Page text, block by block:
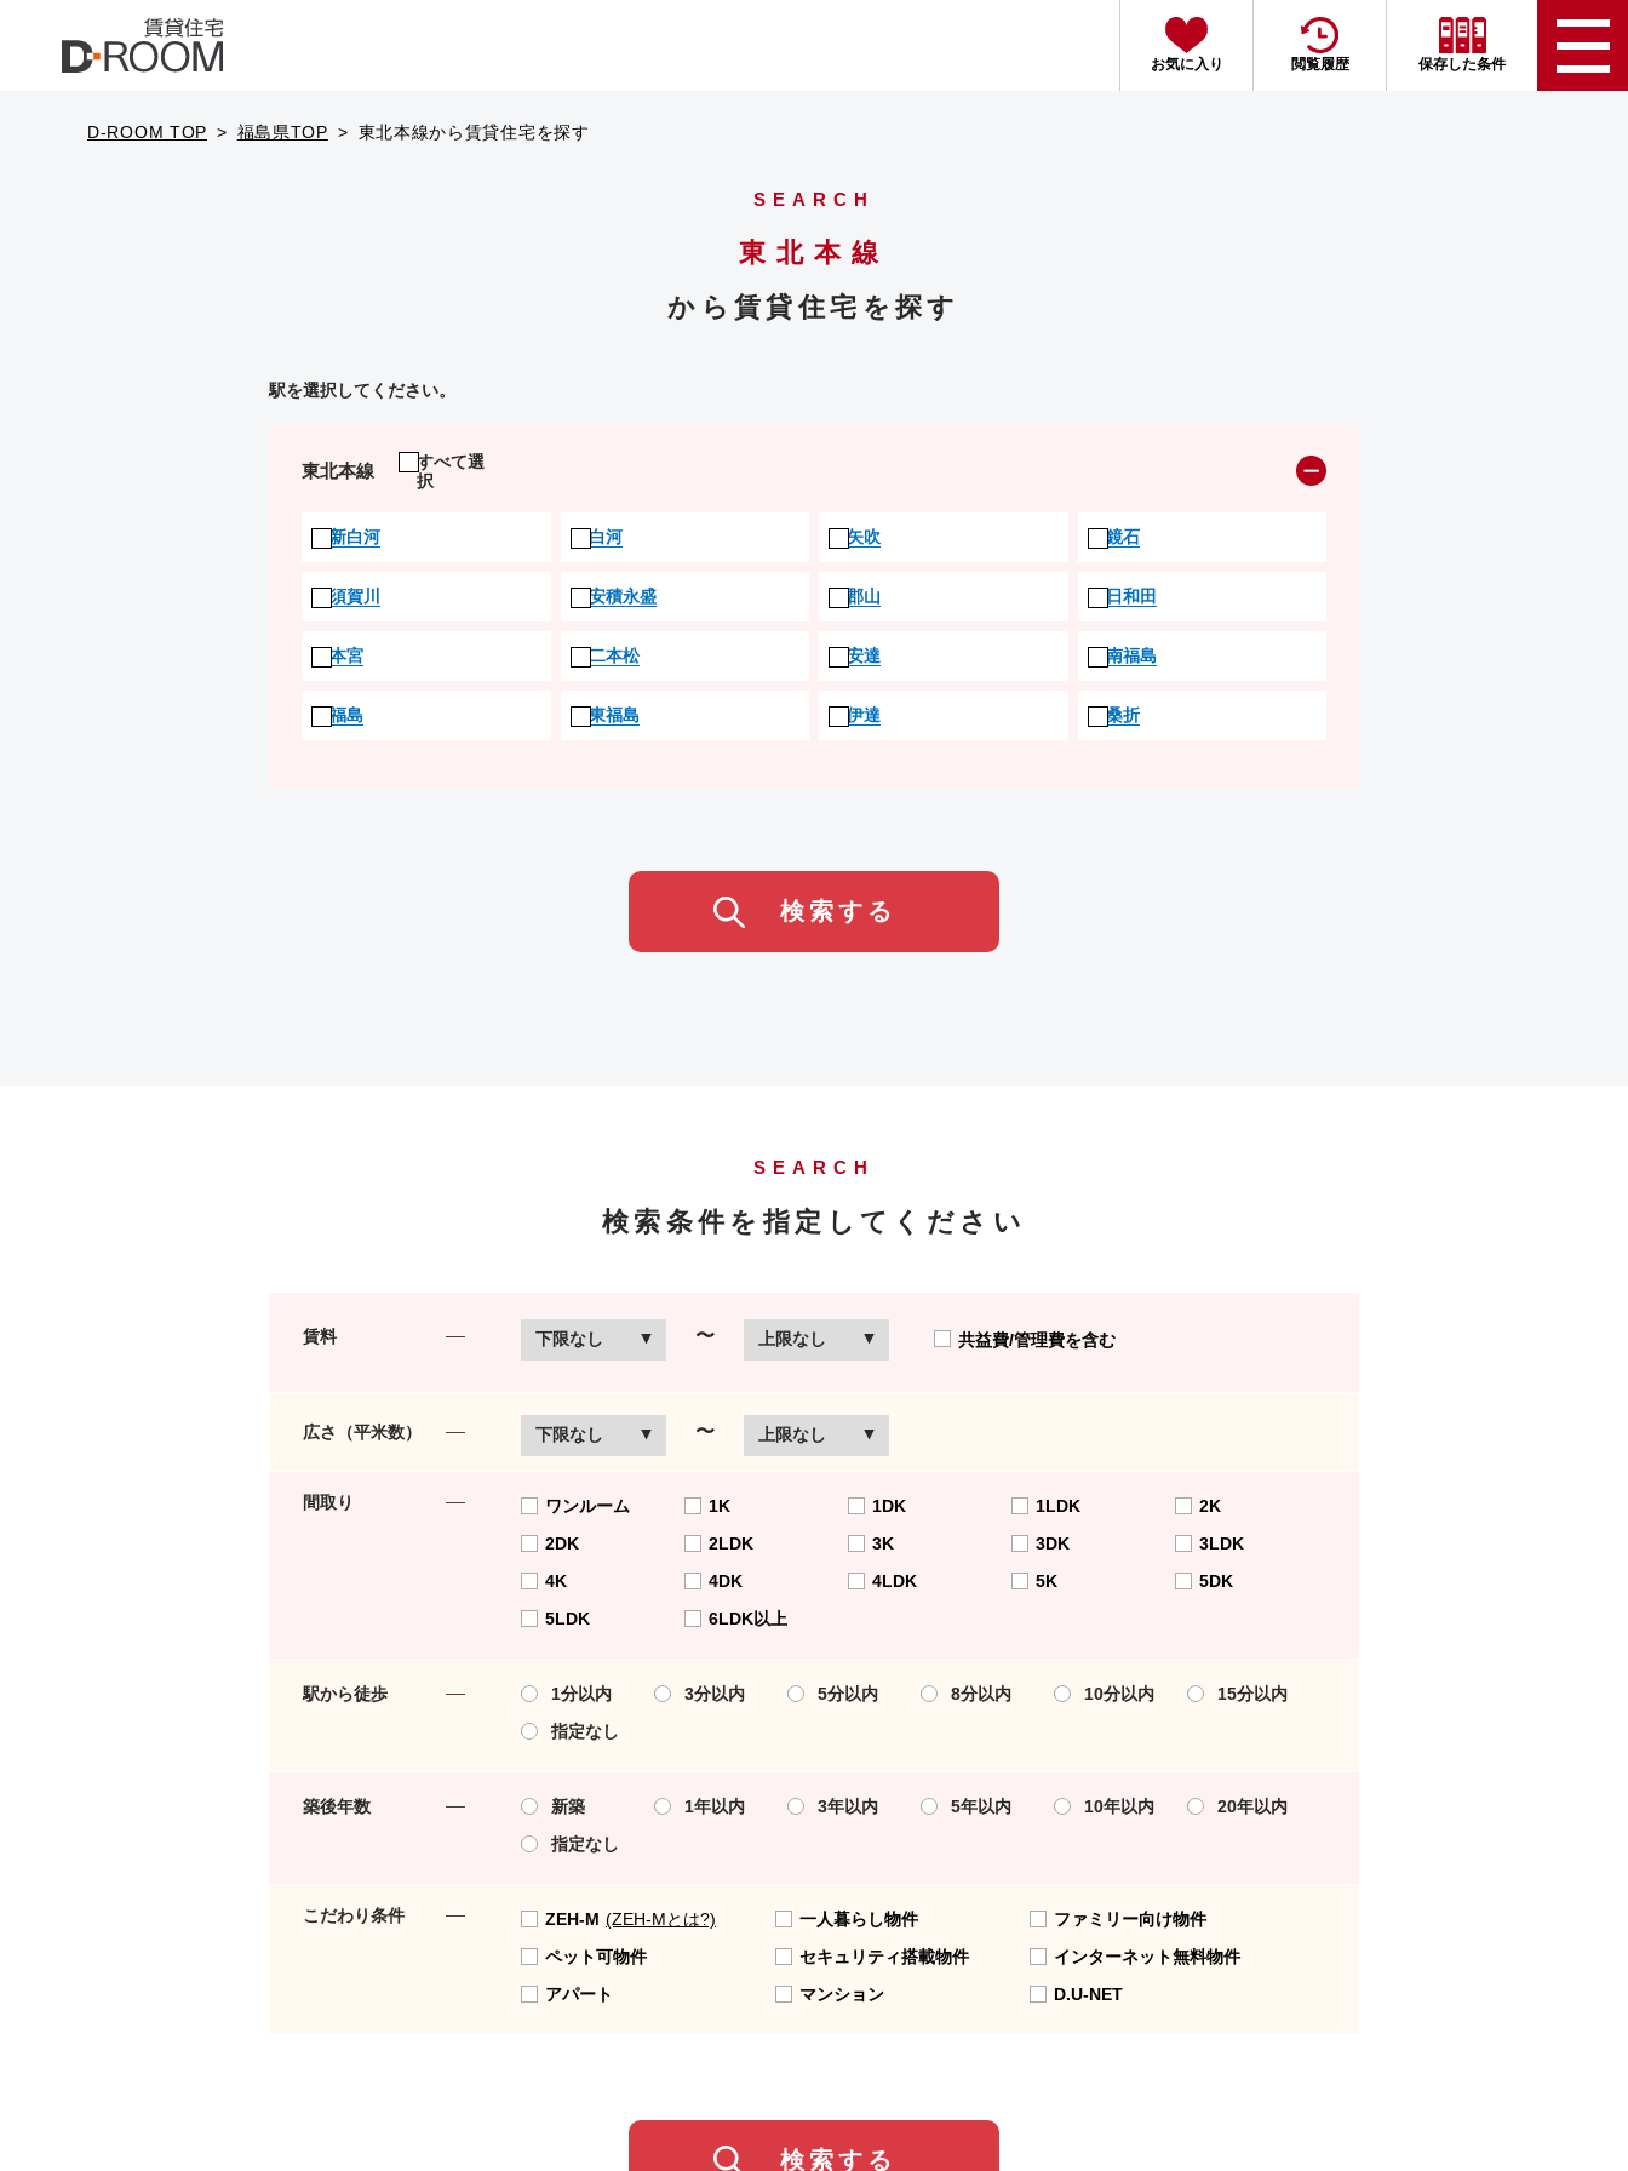
お気に入り 閲覧履歴 保存した条件
D-ROOM TOP 福島県TOP 東北本線から賃貸住宅を探す
SEARCH
東北本線
から賃貸住宅を探す
駅を選択してください。
東北本線
すべて選
択
新白河 白河 矢吹 鏡石
須賀川 安積永盛 郡山 日和田
本宮 二本松 安達 南福島
福島 東福島 伊達 桑折
検索する
SEARCH
検索条件を指定してください
賃料 〜 共益費/管理費を含む
広さ（平米数） 〜
間取り ワンルーム 1K 1DK 1LDK
2K
2DK
2LDK 3K 3DK
3LDK
4K
4DK 4LDK 5K
5DK
5LDK
6LDK以上
駅から徒歩 1分以内 3分以内 5分以内 8分以内 10分以内
15分以内
指定なし
築後年数 新築 1年以内 3年以内 5年以内 10年以内
20年以内
指定なし
こだわり条件 ZEH-M (ZEH-Mとは?) 一人暮らし物件
ファミリー向け物件
ペット可物件
セキュリティ搭載物件
インターネット無料物件
アパート
マンション D.U-NET
検索する